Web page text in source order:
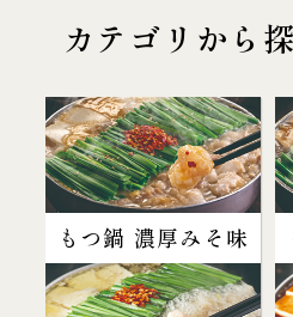
カテゴリから
もつ鍋 濃厚みそ味